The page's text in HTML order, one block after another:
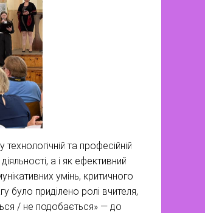
та професійній
а і як ефективний
умінь, критичного
було приділено ролі вчителя,
/ не подобається» — до